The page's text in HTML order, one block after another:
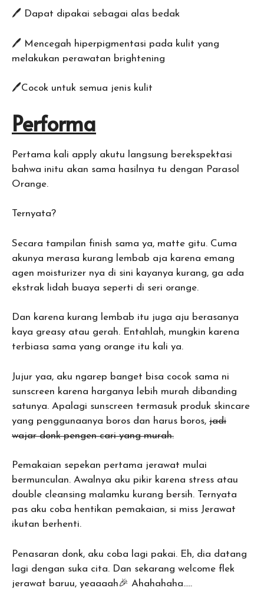
🖊 Dapat dipakai sebagai alas bedak
🖊 Mencegah hiperpigmentasi pada kulit yang
melakukan perawatan brightening
🖊Cocok untuk semua jenis kulit
Performa
Pertama kali apply akutu langsung berekspektasi
bahwa initu akan sama hasilnya tu dengan Parasol
Orange.
Ternyata?
Secara tampilan finish sama ya, matte gitu. Cuma
akunya merasa kurang lembab aja karena emang
agen moisturizer nya di sini kayanya kurang, ga ada
ekstrak lidah buaya seperti di seri orange.
Dan karena kurang lembab itu juga aju berasanya
kaya greasy atau gerah. Entahlah, mungkin karena
terbiasa sama yang orange itu kali ya.
Jujur yaa, aku ngarep banget bisa cocok sama ni
sunscreen karena harganya lebih murah dibanding
satunya. Apalagi sunscreen termasuk produk skincare
yang penggunaanya boros dan harus boros, jadi
wajar donk pengen cari yang murah.
Pemakaian sepekan pertama jerawat mulai
bermunculan. Awalnya aku pikir karena stress atau
double cleansing malamku kurang bersih. Ternyata
pas aku coba hentikan pemakaian, si miss Jerawat
ikutan berhenti.
Penasaran donk, aku coba lagi pakai. Eh, dia datang
lagi dengan suka cita. Dan sekarang welcome flek
jerawat baruu, yeaaaah🎉 Ahahahaha…..